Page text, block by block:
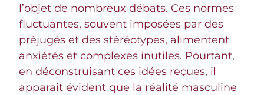
l’objet de nombreux débats. Ces normes
fluctuantes, souvent imposées par des
préjugés et des stéréotypes, alimentent
anxiétés et complexes inutiles. Pourtant,
en déconstruisant ces idées reçues, il
apparaît évident que la réalité masculine